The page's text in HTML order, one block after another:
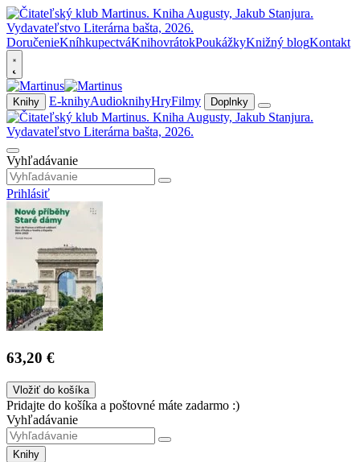
DoručenieKníhkupectváKnihovrátokPoukážkyKnižný blogKontakt
Knihy E-knihyAudioknihyHryFilmy Doplnky
Vyhľadávanie
Prihlásiť
63,20 €
Vložiť do košíka
Pridajte do košíka a poštovné máte zadarmo :)
Vyhľadávanie
Knihy